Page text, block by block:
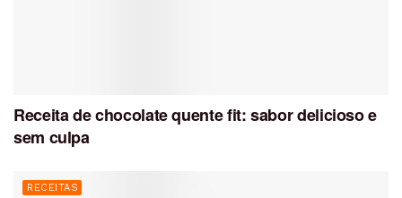
Receita de chocolate quente fit: sabor delicioso e
sem culpa
RECEITAS